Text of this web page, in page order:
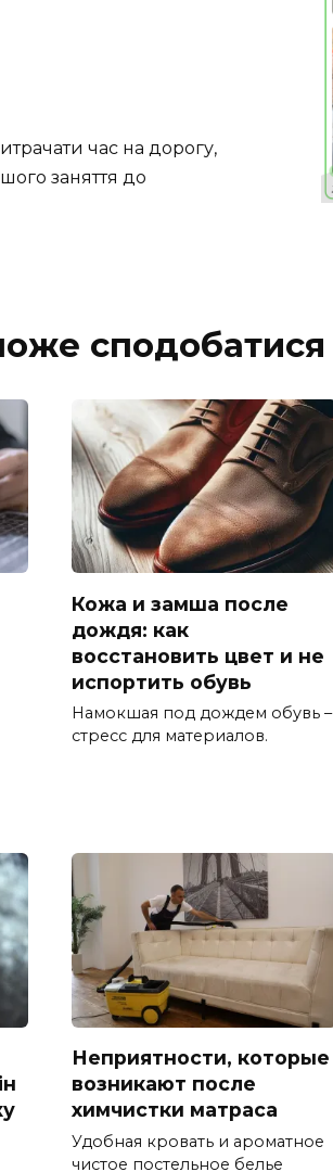
час на дорогу,
заняття до
сподобатися
Кожа и замша после
дождя: как
восстановить цвет и не
испортить обувь
Намокшая под дождем обувь –
стресс для материалов.
Неприятности, которые
возникают после
химчистки матраса
Удобная кровать и ароматное
чистое постельное белье